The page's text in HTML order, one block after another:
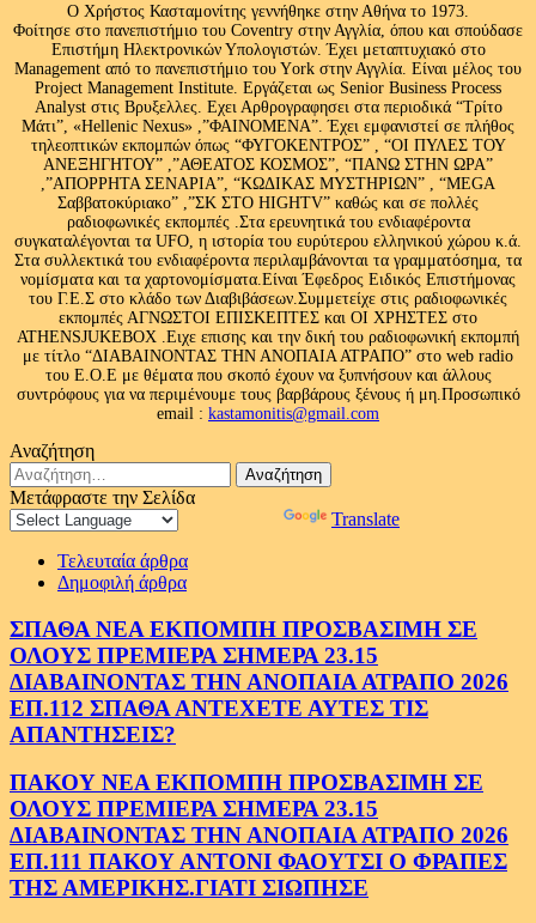
Ο Χρήστος Κασταμονίτης γεννήθηκε στην Αθήνα το 1973.
Φοίτησε στο πανεπιστήμιο του Coventry στην Αγγλία, όπου και σπούδασε
Επιστήμη Ηλεκτρονικών Υπολογιστών. Έχει μεταπτυχιακό στο
Management από το πανεπιστήμιο του Υork στην Αγγλία. Είναι μέλος του
Project Management Institute. Εργάζεται ως Senior Business Process
Analyst στις Βρυξελλες. Εχει Αρθρογραφησει στα περιοδικά “Τρίτο
Μάτι”, «Hellenic Nexus» ,”ΦΑΙΝΟΜΕΝΑ”. Έχει εμφανιστεί σε πλήθος
τηλεοπτικών εκπομπών όπως “ΦΥΓΟΚΕΝΤΡΟΣ” , “ΟΙ ΠΥΛΕΣ ΤΟΥ
ΑΝΕΞΗΓΗΤΟΥ” ,”ΑΘΕΑΤΟΣ ΚΟΣΜΟΣ”, “ΠΑΝΩ ΣΤΗΝ ΩΡΑ”
,”ΑΠΟΡΡΗΤΑ ΣΕΝΑΡΙΑ”, “ΚΩΔΙΚΑΣ ΜΥΣΤΗΡΙΩΝ” , “MEGA
Σαββατοκύριακο” ,”ΣΚ ΣΤΟ HIGHTV” καθώς και σε πολλές
ραδιοφωνικές εκπομπές .Στα ερευνητικά του ενδιαφέροντα
συγκαταλέγονται τα UFO, η ιστορία του ευρύτερου ελληνικού χώρου κ.ά.
Στα συλλεκτικά του ενδιαφέροντα περιλαμβάνονται τα γραμματόσημα, τα
νομίσματα και τα χαρτονομίσματα.Είναι Έφεδρος Ειδικός Επιστήμονας
του Γ.Ε.Σ στο κλάδο των Διαβιβάσεων.Συμμετείχε στις ραδιοφωνικές
εκπομπές ΑΓΝΩΣΤΟΙ ΕΠΙΣΚΕΠΤΕΣ και ΟΙ ΧΡΗΣΤΕΣ στο
ATHENSJUKEBOX .Ειχε επισης και την δική του ραδιοφωνική εκπομπή
με τίτλο “ΔΙΑΒΑΙΝΟΝΤΑΣ ΤΗΝ ΑΝΟΠΑΙΑ ΑΤΡΑΠΟ” στο web radio
του Ε.Ο.Ε με θέματα που σκοπό έχουν να ξυπνήσουν και άλλους
συντρόφους για να περιμένουμε τους βαρβάρους ξένους ή μη.Προσωπικό
email : kastamonitis@gmail.com
Αναζήτηση
Αναζήτηση
για:
Μετάφραστε την Σελίδα
Translate
Τελευταία άρθρα
Δημοφιλή άρθρα
ΣΠΑΘΑ ΝΕΑ ΕΚΠΟΜΠΗ ΠΡΟΣΒΑΣΙΜΗ ΣΕ
ΟΛΟΥΣ ΠΡΕΜΙΕΡΑ ΣΗΜΕΡΑ 23.15
ΔΙΑΒΑΙΝΟΝΤΑΣ ΤΗΝ ΑΝΟΠΑΙΑ ΑΤΡΑΠΟ 2026
ΕΠ.112 ΣΠΑΘΑ ΑΝΤΕΧΕΤΕ ΑΥΤΕΣ ΤΙΣ
ΑΠΑΝΤΗΣΕΙΣ?
ΠΑΚΟΥ ΝΕΑ ΕΚΠΟΜΠΗ ΠΡΟΣΒΑΣΙΜΗ ΣΕ
ΟΛΟΥΣ ΠΡΕΜΙΕΡΑ ΣΗΜΕΡΑ 23.15
ΔΙΑΒΑΙΝΟΝΤΑΣ ΤΗΝ ΑΝΟΠΑΙΑ ΑΤΡΑΠΟ 2026
ΕΠ.111 ΠΑΚΟΥ ΑΝΤΟΝΙ ΦΑΟΥΤΣΙ Ο ΦΡΑΠΕΣ
ΤΗΣ ΑΜΕΡΙΚΗΣ.ΓΙΑΤΙ ΣΙΩΠΗΣΕ